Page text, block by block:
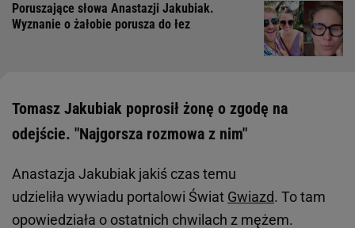
Poruszające słowa Anastazji Jakubiak.
Wyznanie o żałobie porusza do łez
Tomasz Jakubiak poprosił żonę o zgodę na
odejście. "Najgorsza rozmowa z nim"
Anastazja Jakubiak jakiś czas temu
udzieliła wywiadu portalowi Świat Gwiazd. To tam
opowiedziała o ostatnich chwilach z mężem.